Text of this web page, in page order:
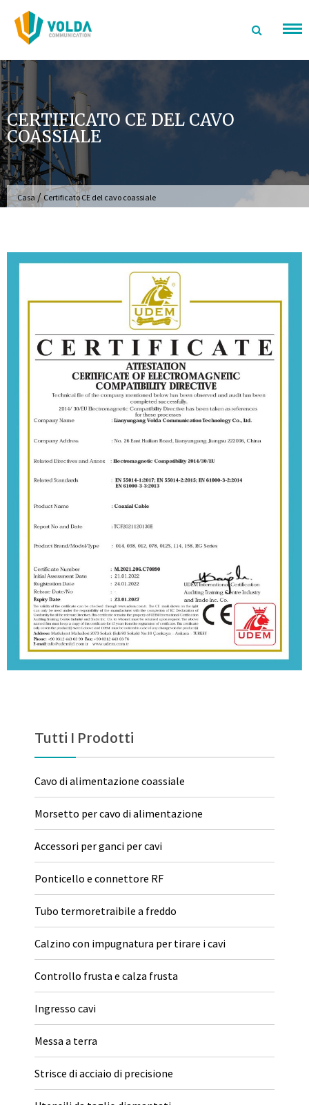
contenuto
CERTIFICATO CE DEL CAVO
COASSIALE
Casa / Certificato CE del cavo coassiale
Tutti I Prodotti
Cavo di alimentazione coassiale
Morsetto per cavo di alimentazione
Accessori per ganci per cavi
Ponticello e connettore RF
Tubo termoretraibile a freddo
Calzino con impugnatura per tirare i cavi
Controllo frusta e calza frusta
Ingresso cavi
Messa a terra
Strisce di acciaio di precisione